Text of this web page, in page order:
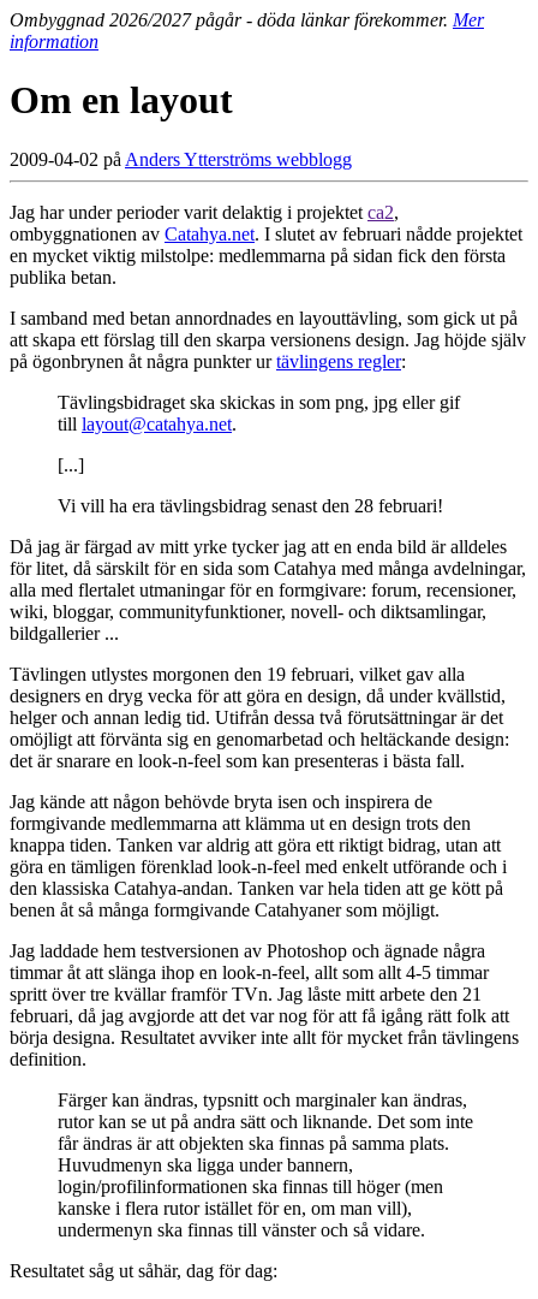
Ombyggnad 2026/2027 pågår - döda länkar förekommer. Mer
information
Om en layout
2009-04-02 på Anders Ytterströms webblogg
Jag har under perioder varit delaktig i projektet ca2,
ombyggnationen av Catahya.net. I slutet av februari nådde projektet
en mycket viktig milstolpe: medlemmarna på sidan fick den första
publika betan.
I samband med betan annordnades en layouttävling, som gick ut på
att skapa ett förslag till den skarpa versionens design. Jag höjde själv
på ögonbrynen åt några punkter urtävlingens regler:
Tävlingsbidraget ska skickas in som png, jpg eller gif
till layout@catahya.net.
[...]
Vi vill ha era tävlingsbidrag senast den 28 februari!
Då jag är färgad av mitt yrke tycker jag att en enda bild är alldeles
för litet, då särskilt för en sida som Catahya med många avdelningar,
alla med flertalet utmaningar för en formgivare: forum, recensioner,
wiki, bloggar, communityfunktioner, novell- och diktsamlingar,
bildgallerier ...
Tävlingen utlystes morgonen den 19 februari, vilket gav alla
designers en dryg vecka för att göra en design, då under kvällstid,
helger och annan ledig tid. Utifrån dessa två förutsättningar är det
omöjligt att förvänta sig en genomarbetad och heltäckande design:
det är snarare en look-n-feel som kan presenteras i bästa fall.
Jag kände att någon behövde bryta isen och inspirera de
formgivande medlemmarna att klämma ut en design trots den
knappa tiden. Tanken var aldrig att göra ett riktigt bidrag, utan att
göra en tämligen förenklad look-n-feel med enkelt utförande och i
den klassiska Catahya-andan. Tanken var hela tiden att ge kött på
benen åt så många formgivande Catahyaner som möjligt.
Jag laddade hem testversionen av Photoshop och ägnade några
timmar åt att slänga ihop en look-n-feel, allt som allt 4-5 timmar
spritt över tre kvällar framför TVn. Jag låste mitt arbete den 21
februari, då jag avgjorde att det var nog för att få igång rätt folk att
börja designa. Resultatet avviker inte allt för mycket från tävlingens
definition.
Färger kan ändras, typsnitt och marginaler kan ändras,
rutor kan se ut på andra sätt och liknande. Det som inte
får ändras är att objekten ska finnas på samma plats.
Huvudmenyn ska ligga under bannern,
login/profilinformationen ska finnas till höger (men
kanske i flera rutor istället för en, om man vill),
undermenyn ska finnas till vänster och så vidare.
Resultatet såg ut såhär, dag för dag: